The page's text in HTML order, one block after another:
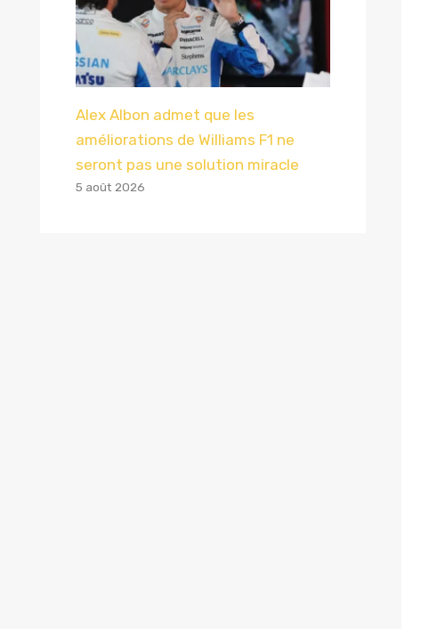
Alex Albon admet que les
améliorations de Williams F1 ne
seront pas une solution miracle
5 août 2026